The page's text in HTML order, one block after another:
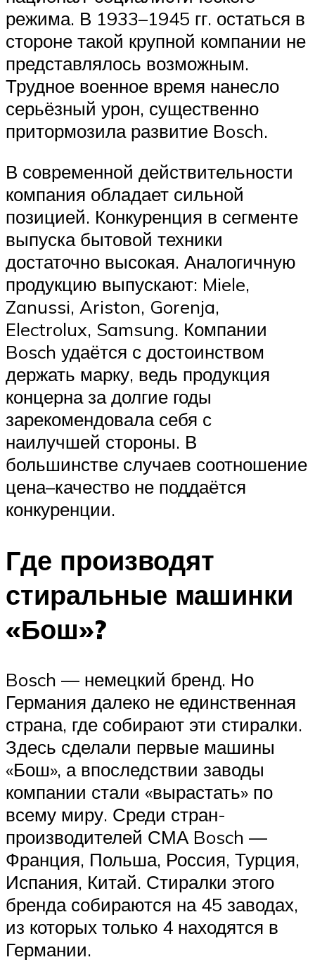
режима. В 1933–1945 гг. остаться в
стороне такой крупной компании не
представлялось возможным.
Трудное военное время нанесло
серьёзный урон, существенно
притормозила развитие Bosch.
В современной действительности
компания обладает сильной
позицией. Конкуренция в сегменте
выпуска бытовой техники
достаточно высокая. Аналогичную
продукцию выпускают: Miele,
Zanussi, Ariston, Gorenja,
Electrolux, Samsung. Компании
Bosch удаётся с достоинством
держать марку, ведь продукция
концерна за долгие годы
зарекомендовала себя с
наилучшей стороны. В
большинстве случаев соотношение
цена–качество не поддаётся
конкуренции.
Где производят
стиральные машинки
«Бош»?
Bosch — немецкий бренд. Но
Германия далеко не единственная
страна, где собирают эти стиралки.
Здесь сделали первые машины
«Бош», а впоследствии заводы
компании стали «вырастать» по
всему миру. Среди стран-
производителей СМА Bosch —
Франция, Польша, Россия, Турция,
Испания, Китай. Стиралки этого
бренда собираются на 45 заводах,
из которых только 4 находятся в
Германии.